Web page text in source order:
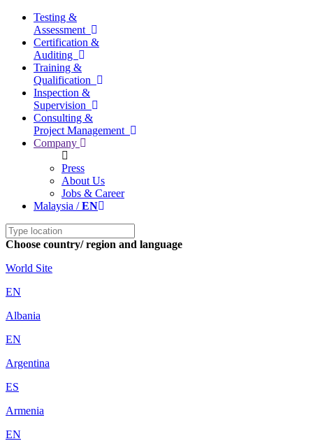
Testing &
Assessment
Certification &
Auditing
Training &
Qualification
Inspection &
Supervision
Consulting &
Project Management
Company
Press
About Us
Jobs & Career
Malaysia /EN
Choose country/ region and language
World Site
EN
Albania
EN
Argentina
ES
Armenia
EN